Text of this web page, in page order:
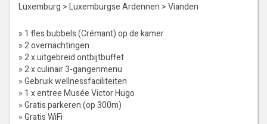
Luxemburg >Luxemburgse Ardennen >Vianden
» 1 fles bubbels (Crémant) op de kamer
» 2 overnachtingen
» 2 x uitgebreid ontbijtbuffet
» 2 x culinair 3-gangenmenu
» Gebruik wellnessfaciliteiten
» 1 x entree Musée Victor Hugo
» Gratis parkeren (op 300m)
» Gratis WiFi